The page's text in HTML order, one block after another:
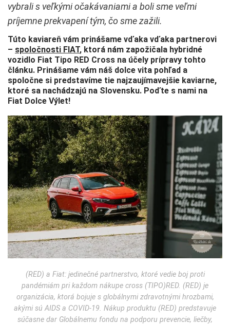
vybrali s veľkými očakávaniami a boli sme veľmi
príjemne prekvapení tým, čo sme zažili.
Túto kaviareň vám prinášame vďaka vďaka partnerovi
– spoločnosti FIAT, ktorá nám zapožičala hybridné
vozidlo Fiat Tipo RED Cross na účely prípravy tohto
článku. Prinášame vám náš dolce vita pohľad a
spoločne si predstavíme tie najzaujímavejšie kaviarne,
ktoré sa nachádzajú na Slovensku. Poďte s nami na
Fiat Dolce Výlet!
(RED) a Fiat: jedinečné partnerstvo, ktoré vedie boj proti
pandémiám pri každom nákupe cross (TIPO)RED. (RED) je
organizácia, ktorá bojuje s globálnymi zdravotnými hrozbami,
akými sú AIDS a COVID-19. Nákup produktu (RED) predstavuje
súčasne dar Globálnemu fondu na podporu prevencie, liečby,